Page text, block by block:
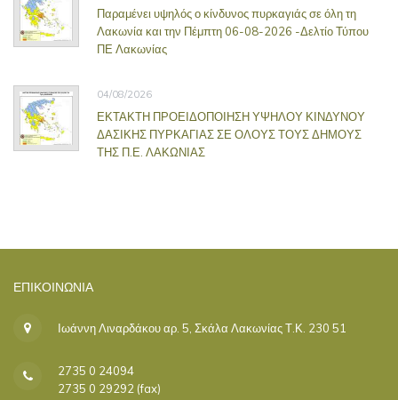
Παραμένει υψηλός ο κίνδυνος πυρκαγιάς σε όλη τη
Λακωνία και την Πέμπτη 06-08-2026 -Δελτίο Τύπου
ΠΕ Λακωνίας
04/08/2026
ΕΚΤΑΚΤΗ ΠΡΟΕΙΔΟΠΟΙΗΣΗ ΥΨΗΛΟΥ ΚΙΝΔΥΝΟΥ
ΔΑΣΙΚΗΣ ΠΥΡΚΑΓΙΑΣ ΣΕ ΟΛΟΥΣ ΤΟΥΣ ΔΗΜΟΥΣ
ΤΗΣ Π.Ε. ΛΑΚΩΝΙΑΣ
ΕΠΙΚΟΙΝΩΝΊΑ
Ιωάννη Λιναρδάκου αρ. 5, Σκάλα Λακωνίας Τ.Κ. 230 51
2735 0 24094
2735 0 29292 (fax)